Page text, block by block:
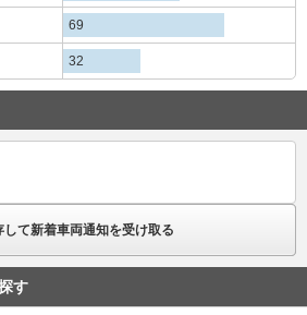
69
32
して新着車両通知を受け取る
す